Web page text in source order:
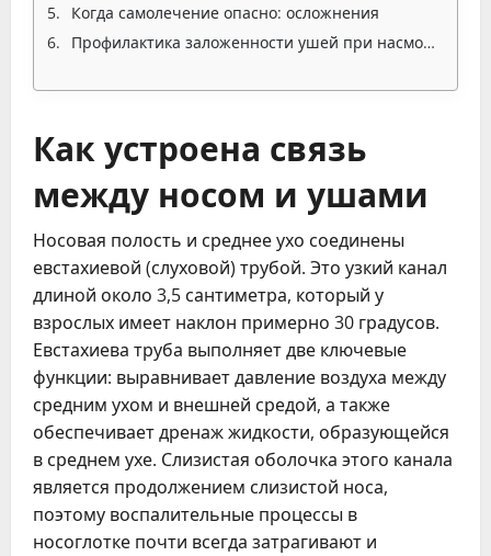
Когда самолечение опасно: осложнения
Профилактика заложенности ушей при насморке
Как устроена связь
между носом и ушами
Носовая полость и среднее ухо соединены
евстахиевой (слуховой) трубой. Это узкий канал
длиной около 3,5 сантиметра, который у
взрослых имеет наклон примерно 30 градусов.
Евстахиева труба выполняет две ключевые
функции: выравнивает давление воздуха между
средним ухом и внешней средой, а также
обеспечивает дренаж жидкости, образующейся
в среднем ухе. Слизистая оболочка этого канала
является продолжением слизистой носа,
поэтому воспалительные процессы в
носоглотке почти всегда затрагивают и